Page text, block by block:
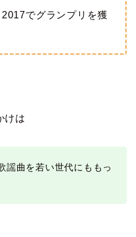
でグランプリを獲
けは
謡曲を若い世代にももっ